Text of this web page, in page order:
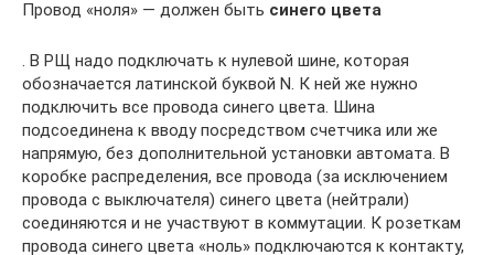
Провод «ноля» — должен быть синего цвета
. В РЩ надо подключать к нулевой шине, которая
обозначается латинской буквой N. К ней же нужно
подключить все провода синего цвета. Шина
подсоединена к вводу посредством счетчика или же
напрямую, без дополнительной установки автомата. В
коробке распределения, все провода (за исключением
провода с выключателя) синего цвета (нейтрали)
соединяются и не участвуют в коммутации. К розеткам
провода синего цвета «ноль» подключаются к контакту,